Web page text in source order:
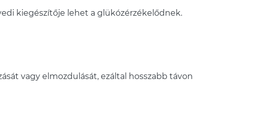
kiegészítője lehet a glükózérzékelődnek.
vagy elmozdulását, ezáltal hosszabb távon